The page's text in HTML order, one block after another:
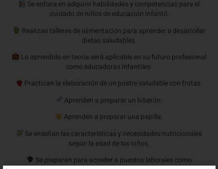
Se enfoca en adquirir habilidades y competencias para el
cuidado de niños de educación infantil.
Realizan talleres de alimentación para aprender a desarrollar
dietas saludables.
Lo aprendido en teoría será aplicable en su futuro profesional
como educadoras infantiles.
Practican la elaboración de un postre saludable con frutas.
Aprenden a preparar un biberón.
Aprenden a preparar una papilla.
Se enseñan las características y necesidades nutricionales
según la edad de los niños.
Se preparan para acceder a puestos laborales como